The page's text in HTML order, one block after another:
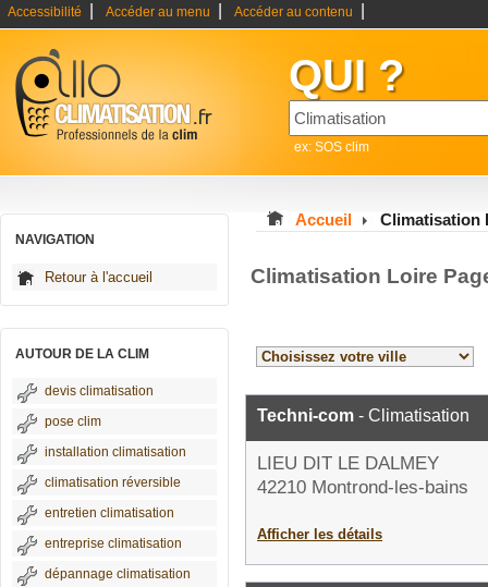
Accessibilité Accéder au menu Accéder au contenu
QUI ?
ex: SOS clim
NAVIGATION
Retour à l'accueil
AUTOUR DE LA CLIM
devis climatisation
pose clim
installation climatisation
climatisation réversible
entretien climatisation
entreprise climatisation
dépannage climatisation
Accueil Climatisation
Climatisation Loire
Techni-com - Climatisation
LIEU DIT LE DALMEY
42210 Montrond-les-bains
Afficher les détails